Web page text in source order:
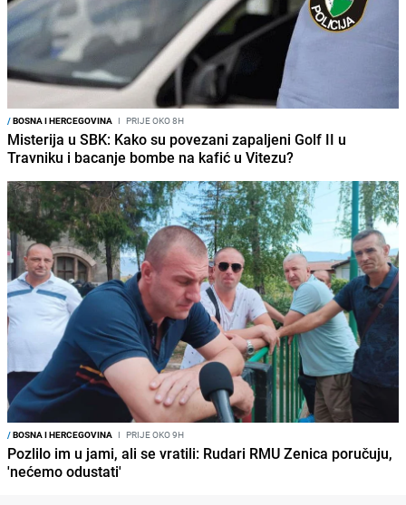
/BOSNA I HERCEGOVINA I PRIJE OKO 8H
Misterija u SBK: Kako su povezani zapaljeni Golf II u
Travniku i bacanje bombe na kafić u Vitezu?
/BOSNA I HERCEGOVINA I PRIJE OKO 9H
Pozlilo im u jami, ali se vratili: Rudari RMU Zenica poručuju,
'nećemo odustati'